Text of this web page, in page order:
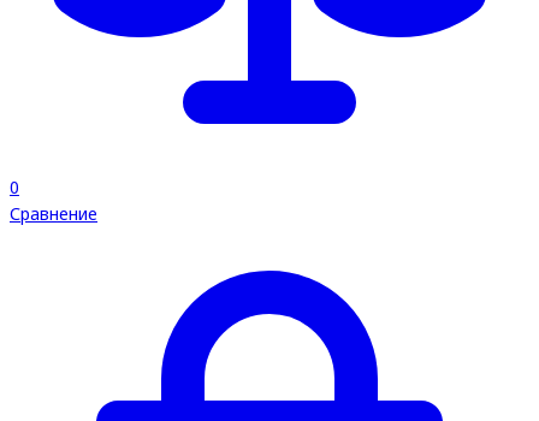
0
Сравнение